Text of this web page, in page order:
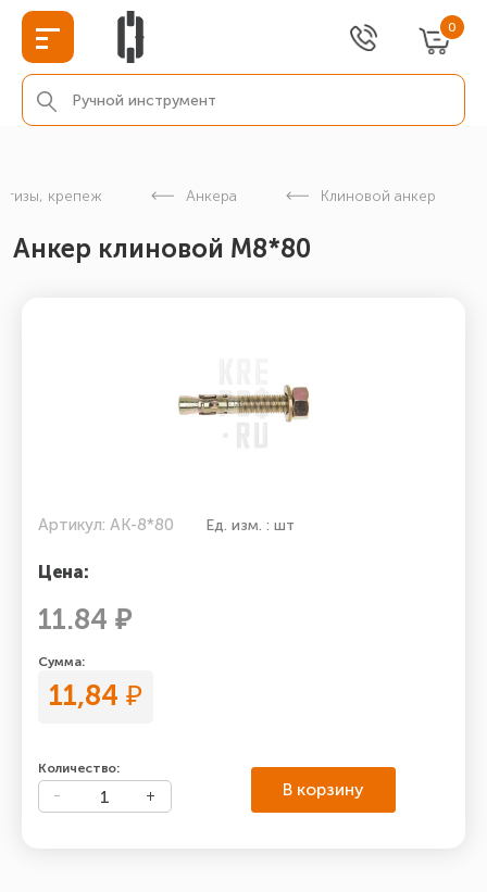
0
крепеж Анкера Клиновой анкер
Анкер клиновой М8*80
Артикул: АК-8*80 Ед. изм. : шт
Цена:
11.84 ₽
Сумма:
11,84 ₽
Количество:
В корзину